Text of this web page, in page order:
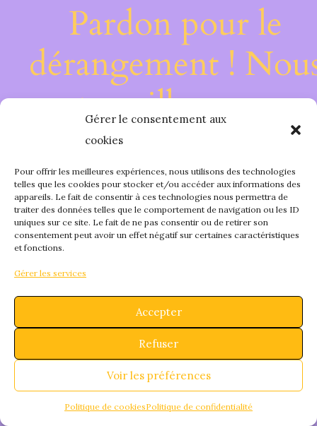
Gérer le consentement aux
cookies
Pour offrir les meilleures expériences, nous utilisons des technologies
telles que les cookies pour stocker et/ou accéder aux informations des
appareils. Le fait de consentir à ces technologies nous permettra de
traiter des données telles que le comportement de navigation ou les ID
uniques sur ce site. Le fait de ne pas consentir ou de retirer son
consentement peut avoir un effet négatif sur certaines caractéristiques
et fonctions.
Gérer les services
Accepter
Refuser
Voir les préférences
Politique de cookiesPolitique de confidentialité
Pardon pour le
dérangement !
travaillons sur
quelque chose de
fantastique –
bientôt !